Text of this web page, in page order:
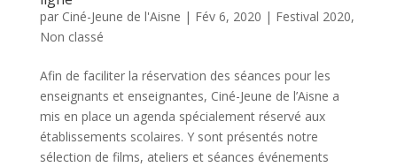
par Ciné-Jeune de l'Aisne | Fév 6, 2020 | Festival 2020,
Non classé
Afin de faciliter la réservation des séances pour les
enseignants et enseignantes, Ciné-Jeune de l’Aisne a
mis en place un agenda spécialement réservé aux
établissements scolaires. Y sont présentés notre
sélection de films, ateliers et séances événements